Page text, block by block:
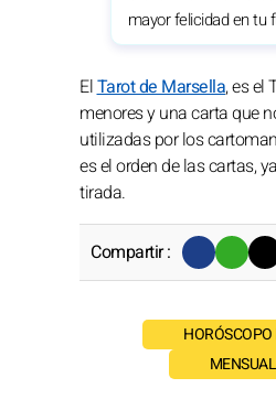
mayor felicidad en tu
ElTarot de Marsella, es el
menores y una carta que
utilizadas por los
es el orden de las cartas,
tirada.
Compartir :
MENSUAL